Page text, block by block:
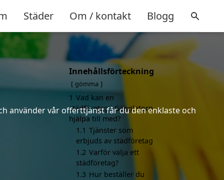
Städer Om / kontakt Blogg
använder vår offerttjänst får du den enklaste och
Innehållsförteckning
gömma
1 Vad kan en
städföretag i Gängletorp
hjälpa till med?
1.1 Tjänster som
erbjuds av städföretag
1.2 Varför välja ett
städföretag?
1.3 Hur beställer du